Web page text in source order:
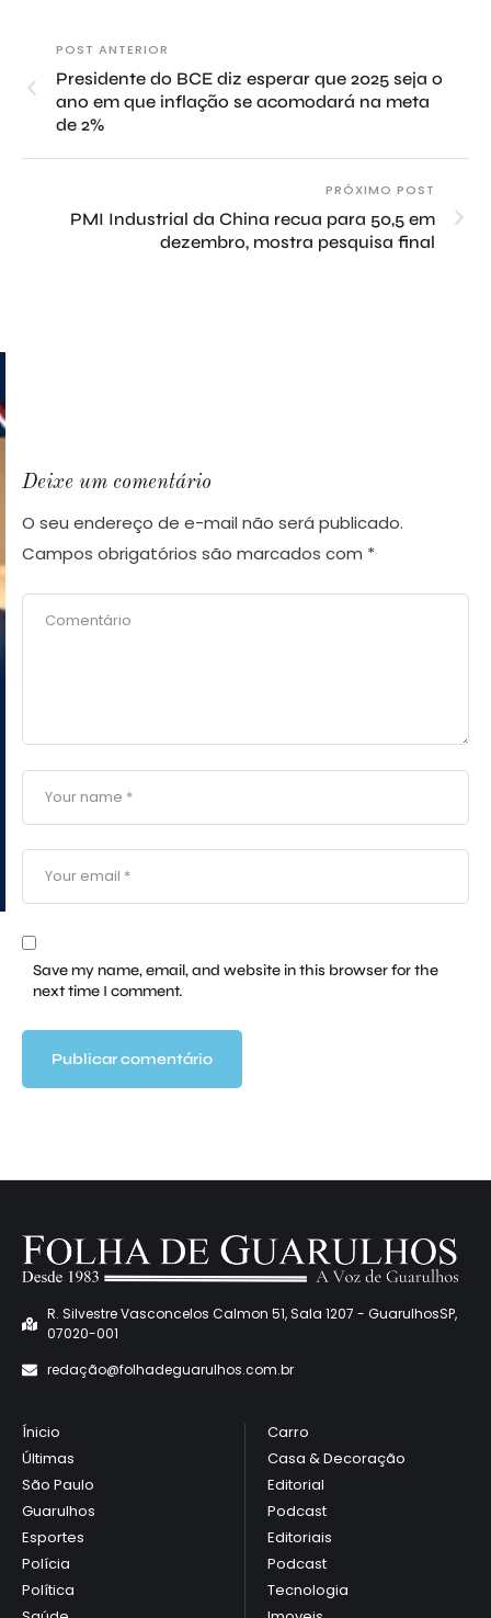
POST ANTERIOR
Presidente do BCE diz esperar que 2025 seja o
ano em que inflação se acomodará na meta
de 2%
PRÓXIMO POST
PMI Industrial da China recua para 50,5 em
dezembro, mostra pesquisa final
Deixe um comentário
O seu endereço de e-mail não será publicado.
Campos obrigatórios são marcados com *
Save my name, email, and website in this browser for the
next time I comment.
R. Silvestre Vasconcelos Calmon 51, Sala 1207 - GuarulhosSP,
07020-001
redação@folhadeguarulhos.com.br
Ínicio
Últimas
São Paulo
Guarulhos
Esportes
Polícia
Política
Carro
Casa & Decoração
Editorial
Podcast
Editoriais
Podcast
Tecnologia